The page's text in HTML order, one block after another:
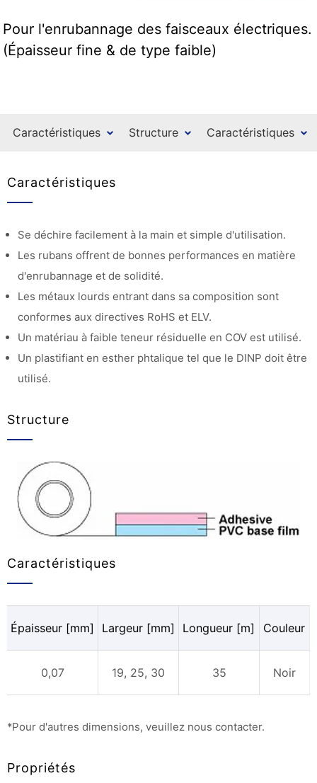
Pour l'enrubannage des faisceaux électriques.
(Épaisseur fine & de type faible)
Caractéristiques Structure Caractéristiques
Caractéristiques
Se déchire facilement à la main et simple d'utilisation.
Les rubans offrent de bonnes performances en matière
d'enrubannage et de solidité.
Les métaux lourds entrant dans sa composition sont
conformes aux directives RoHS et ELV.
Un matériau à faible teneur résiduelle en COV est utilisé.
Un plastifiant en esther phtalique tel que le DINP doit être
utilisé.
Structure
Caractéristiques
Épaisseur [mm] Largeur [mm] Longueur [m] Couleur
0,07 19, 25, 30 35 Noir
*Pour d'autres dimensions, veuillez nous contacter.
Propriétés